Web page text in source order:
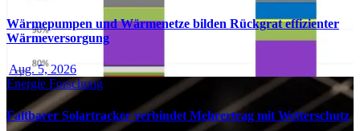
Wärmepumpen und Wärmenetze bilden Rückgrat effizienter
Wärmeversorgung
Aug. 5, 2026
Energie Forschung
Faltbarer Solartracker verbindet Mehrertrag mit Wetterschutz